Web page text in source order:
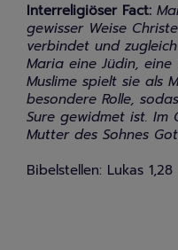
Interreligiöser Fact:
gewisser Weise
verbindet und
Maria eine Jüdin, eine
Muslime spielt sie als
besondere Rolle,
Sure gewidmet ist. Im
Mutter des Sohnes
Bibelstellen: Lukas 1,28